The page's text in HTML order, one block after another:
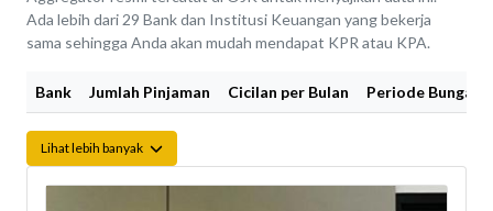
Ada lebih dari 29 Bank dan Institusi Keuangan yang bekerja
sama sehingga Anda akan mudah mendapat KPR atau KPA.
Bank Jumlah Pinjaman Cicilan per Bulan Periode Bunga
Lihat lebih banyak